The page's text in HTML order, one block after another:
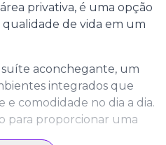
privativa, é uma opção
de vida em um
aconchegante, um
integrados que
comodidade no dia a dia.
para proporcionar uma